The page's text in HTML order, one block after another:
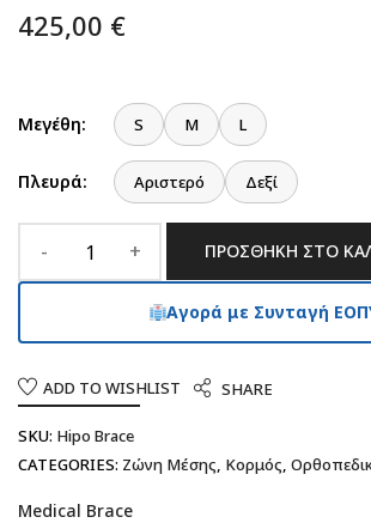
425,00 €
Μεγέθη: S M L
Πλευρά: Αριστερό Δεξί
ΠΡΟΣΘΉΚΗ ΣΤΟ
Αγορά με Συνταγή
ADD TO WISHLIST SHARE
SKU: Hipo Brace
CATEGORIES: Ζώνη Μέσης, Κορμός,
Medical Brace